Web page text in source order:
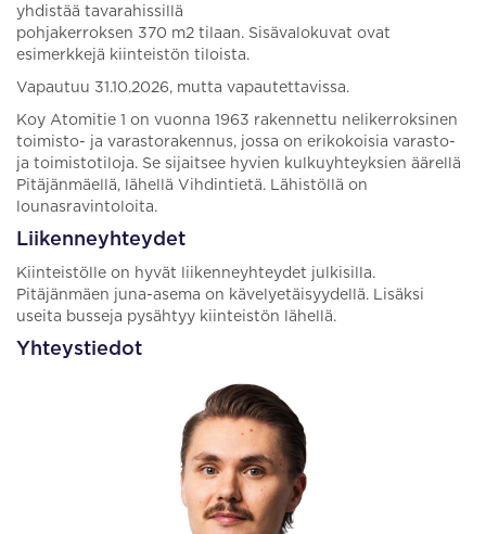
yhdistää tavarahissillä
pohjakerroksen 370 m2 tilaan. Sisävalokuvat ovat
esimerkkejä kiinteistön tiloista.
Vapautuu 31.10.2026, mutta vapautettavissa.
Koy Atomitie 1 on vuonna 1963 rakennettu nelikerroksinen
toimisto- ja varastorakennus, jossa on erikokoisia varasto-
ja toimistotiloja. Se sijaitsee hyvien kulkuyhteyksien äärellä
Pitäjänmäellä, lähellä Vihdintietä. Lähistöllä on
lounasravintoloita.
Liikenneyhteydet
Kiinteistölle on hyvät liikenneyhteydet julkisilla.
Pitäjänmäen juna-asema on kävelyetäisyydellä. Lisäksi
useita busseja pysähtyy kiinteistön lähellä.
Yhteystiedot